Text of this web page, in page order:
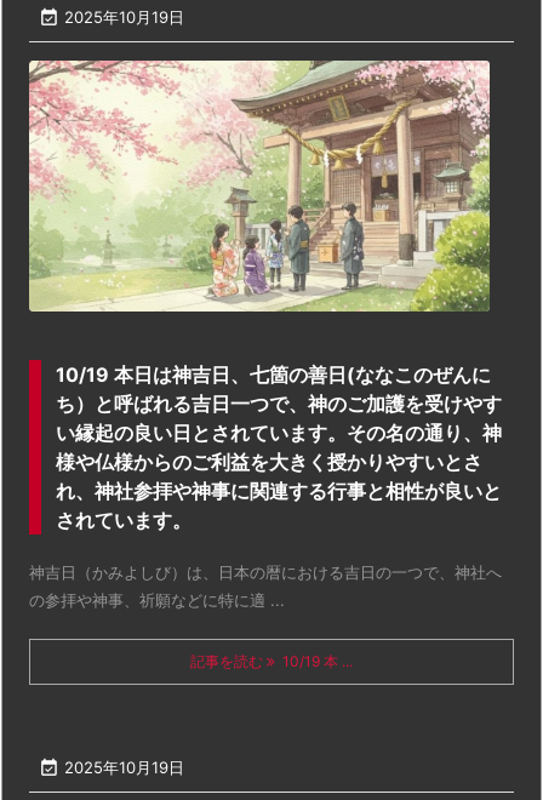
 2025年10月19日
10/19 本日は神吉日、七箇の善日(ななこのぜんに
ち）と呼ばれる吉日一つで、神のご加護を受けやす
い縁起の良い日とされています。その名の通り、神
様や仏様からのご利益を大きく授かりやすいとさ
れ、神社参拝や神事に関連する行事と相性が良いと
されています。
神吉日（かみよしび）は、日本の暦における吉日の一つで、神社へ
の参拝や神事、祈願などに特に適 ...
記事を読む 10/19 本 ...
 2025年10月19日